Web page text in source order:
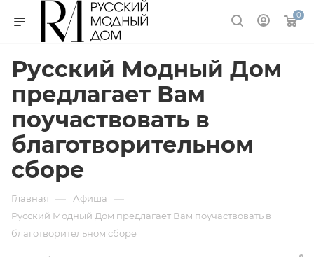
0
Русский Модный Дом
предлагает Вам
поучаствовать в
благотворительном
сборе
Главная — Афиша —
Русский Модный Дом предлагает Вам поучаствовать в
благотворительном сборе